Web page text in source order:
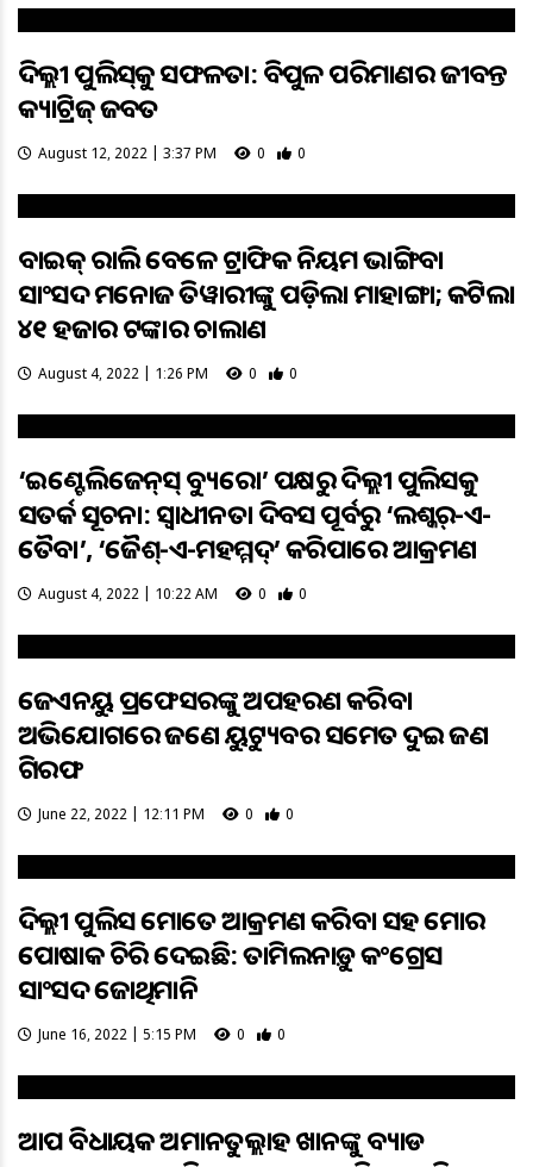
ଦିଲ୍ଲୀ ପୁଲିସ୍‌କୁ ସଫଳତା: ବିପୁଳ ପରିମାଣର ଜୀବନ୍ତ
କ୍ୟାଟ୍ରିଜ୍‌ ଜବତ
August 12, 2022 | 3:37 PM 0 0
ବାଇକ୍ ରାଲି ବେଳେ ଟ୍ରାଫିକ ନିୟମ ଭାଙ୍ଗିବା
ସାଂସଦ ମନୋଜ ତିୱାରୀଙ୍କୁ ପଡ଼ିଲା ମାହାଙ୍ଗା; କଟିଲା
୪୧ ହଜାର ଟଙ୍କାର ଚାଲାଣ
August 4, 2022 | 1:26 PM 0 0
‘ଇଣ୍ଟେଲିଜେନ୍‌ସ୍‌ ବ୍ୟୁରୋ’ ପକ୍ଷରୁ ଦିଲ୍ଲୀ ପୁଲିସକୁ
ସତର୍କ ସୂଚନା: ସ୍ବାଧୀନତା ଦିବସ ପୂର୍ବରୁ ‘ଲଶ୍କର୍‌-ଏ-
ତୈବା’, ‘ଜୈଶ୍‌-ଏ-ମହମ୍ମଦ୍‌’ କରିପାରେ ଆକ୍ରମଣ
August 4, 2022 | 10:22 AM 0 0
ଜେଏନୟୁ ପ୍ରଫେସରଙ୍କୁ ଅପହରଣ କରିବା
ଅଭିଯୋଗରେ ଜଣେ ୟୁଟ୍ୟୁବର ସମେତ ଦୁଇ ଜଣ
ଗିରଫ
June 22, 2022 | 12:11 PM 0 0
ଦିଲ୍ଲୀ ପୁଲିସ ମୋତେ ଆକ୍ରମଣ କରିବା ସହ ମୋର
ପୋଷାକ ଚିରି ଦେଇଛି: ତାମିଲନାଡ଼ୁ କଂଗ୍ରେସ
ସାଂସଦ ଜୋଥିମାନି
June 16, 2022 | 5:15 PM 0 0
ଆପ ବିଧାୟକ ଅମାନତୁଲ୍ଲାହ ଖାନଙ୍କୁ ବ୍ୟାଡ